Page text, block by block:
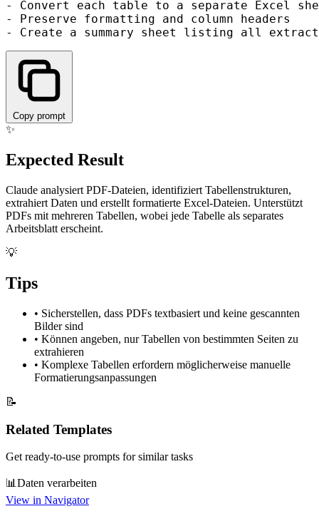
- Convert each table to a separate Excel
- Preserve formatting and column headers
Copy prompt
✨
Expected Result
Claude analysiert PDF-Dateien, identifiziert Tabellenstrukturen,
extrahiert Daten und erstellt formatierte Excel-Dateien. Unterstützt
PDFs mit mehreren Tabellen, wobei jede Tabelle als separates
Arbeitsblatt erscheint.
💡
Tips
• Sicherstellen, dass PDFs textbasiert und keine gescannten
Bilder sind
• Können angeben, nur Tabellen von bestimmten Seiten zu
extrahieren
• Komplexe Tabellen erfordern möglicherweise manuelle
Formatierungsanpassungen
📝
Related Templates
Get ready-to-use prompts for similar tasks
📊 Daten verarbeiten
View in Navigator